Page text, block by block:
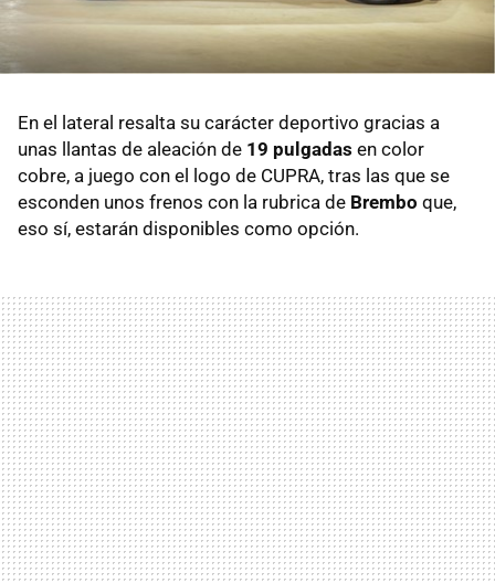
En el lateral resalta su carácter deportivo gracias a
unas llantas de aleación de 19 pulgadas en color
cobre, a juego con el logo de CUPRA, tras las que se
esconden unos frenos con la rubrica de Brembo que,
eso sí, estarán disponibles como opción.